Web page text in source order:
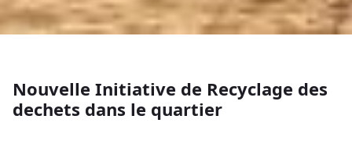
Nouvelle Initiative de Recyclage des
dechets dans le quartier